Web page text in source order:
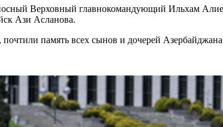
Верховный главнокомандующий Ильхам
Ази Асланова.
память всех сынов и дочерей